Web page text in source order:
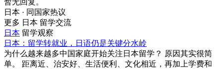
日本 · 同国家热议
更多 日本 留学交流
日本 留学观察
日本：留学转就业，日语仍是关键分水岭
为什么越来越多中国家庭开始关注日本留学？ 原因其实很简
单。 距离近、治安好、生活便利、文化相近，再加上学费和